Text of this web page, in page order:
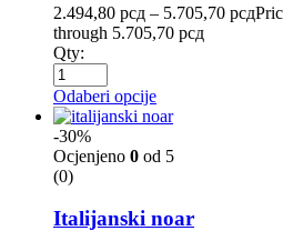
2.494,80 рсд – 5.705,70 рсд
through 5.705,70 рсд
Qty:
Odaberi opcije
-30%
Ocjenjeno 0 od 5
(0)
Italijanski noar